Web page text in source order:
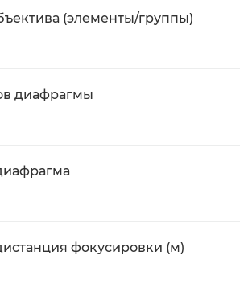
(элементы/группы)
диафрагмы
фокусировки (м)